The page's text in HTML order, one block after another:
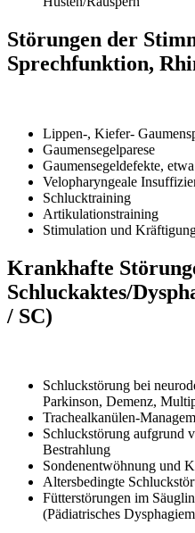
Störungen der
Sprechfunktion,
Lippen-, Kiefer-
Gaumensegelparese
Gaumensegeldefekte,
Velopharyngeale
Schlucktraining
Artikulationstraining
Stimulation und
Krankhafte
Schluckaktes/
/ SC)
Schluckstörung bei
Parkinson, Demenz,
Trachealkanülen-
Schluckstörung aufgrund
Bestrahlung
Sondenentwöhnung und
Altersbedingte
Fütterstörungen im
(Pädiatrisches